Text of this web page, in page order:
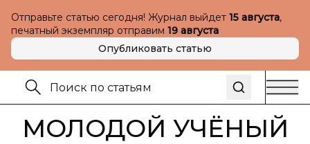
Отправьте статью сегодня! Журнал выйдет 15 августа,
печатный экземпляр отправим 19 августа
Опубликовать статью
МОЛОДОЙ УЧЁНЫЙ